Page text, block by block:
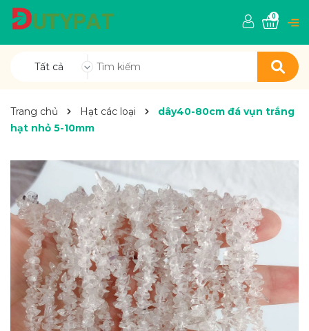
Tất cả
0
Trang chủ Hạt các loại
dây40-80cm đá vụn trắng
hạt nhỏ 5-10mm